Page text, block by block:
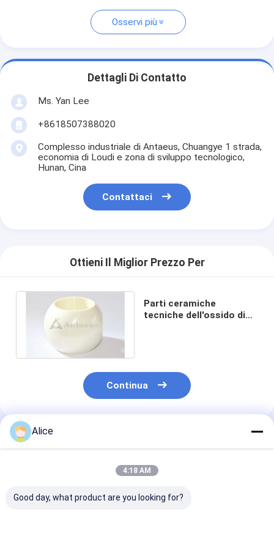
Osservi più
Dettagli Di Contatto
Ms. Yan Lee
+8618507388020
Complesso industriale di Antaeus, Chuangye 1 strada,
economia di Loudi e zona di sviluppo tecnologico,
Hunan, Cina
Contattaci
Ottieni Il Miglior Prezzo Per
Parti ceramiche
tecniche dell'ossido di
Continua
Prodotti Raccomandati
Alice
4:18 AM
Good day, what product are you looking for?